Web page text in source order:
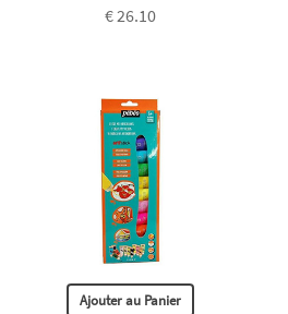
€ 26.10
Ajouter au Panier